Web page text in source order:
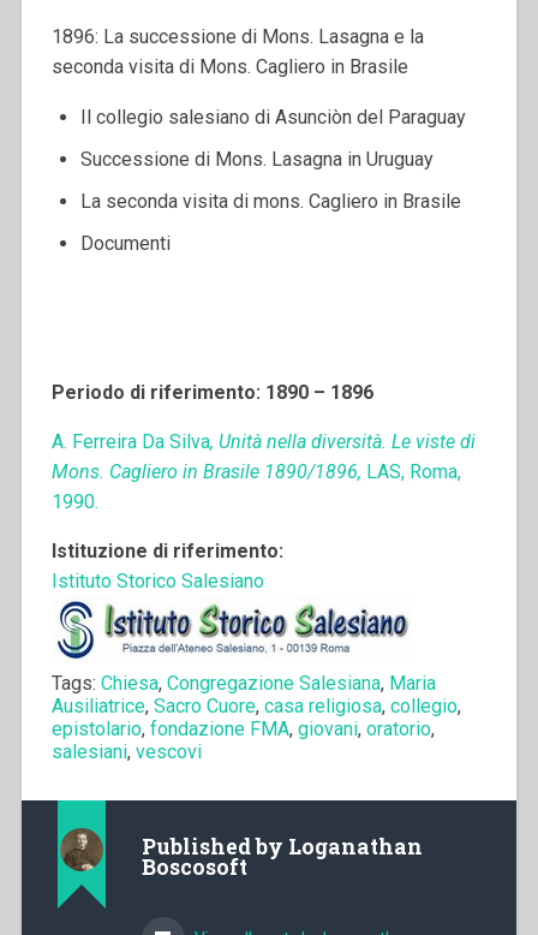
1896: La successione di Mons. Lasagna e la
seconda visita di Mons. Cagliero in Brasile
Il collegio salesiano di Asunciòn del Paraguay
Successione di Mons. Lasagna in Uruguay
La seconda visita di mons. Cagliero in Brasile
Documenti
Periodo di riferimento: 1890 – 1896
A. Ferreira Da Silva, Unità nella diversità. Le viste di
Mons. Cagliero in Brasile 1890/1896, LAS, Roma,
1990.
Istituzione di riferimento:
Istituto Storico Salesiano
Tags: Chiesa, Congregazione Salesiana, Maria
Ausiliatrice, Sacro Cuore, casa religiosa, collegio,
epistolario, fondazione FMA, giovani, oratorio,
salesiani, vescovi
Published by Loganathan
Boscosoft